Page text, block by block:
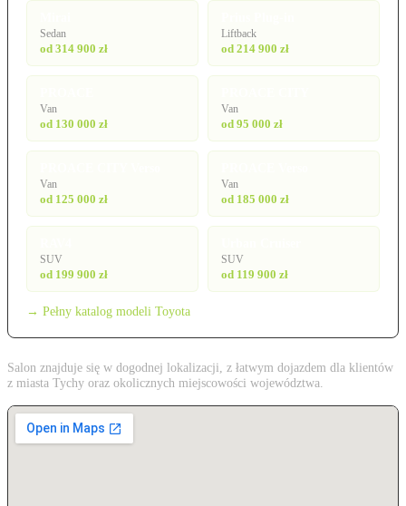
Sedan
od 314 900 zł
Liftback
od 214 900 zł
Van
od 130 000 zł
Van
od 95 000 zł
Van
od 125 000 zł
Van
od 185 000 zł
SUV
od 199 900 zł
SUV
od 119 900 zł
→ Pełny katalog modeli Toyota
Salon znajduje się w dogodnej lokalizacji, z łatwym dojazdem dla klientów
z miasta Tychy oraz okolicznych miejscowości województwa.